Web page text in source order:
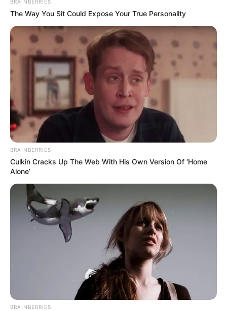
ALERTA PAISA
COLOMBIANOS EN EL EXTERIOR
MANTÉNGASE EN ALERTA
Tenemos todas las noticias que le
interesan. Para estar bien informado, por
favor, active las notificaciones de Alerta.
ACTIVAR AHORA
TEMAS DESTACADOS
EMERGENCIAS POR LLUVIAS
METRO DE MEDELLÍN
ELECCIONES PRESIDENCIALES
MARINILLA - ANTIOQUIA
EPM
YONDÓ - ANTIOQUIA
RIONEGRO
BRAINBERRIES
The Way You Sit Could Expose Your True Personality
BRAINBERRIES
Culkin Cracks Up The Web With His Own Version Of ‘Home
Alone’
BRAINBERRIES